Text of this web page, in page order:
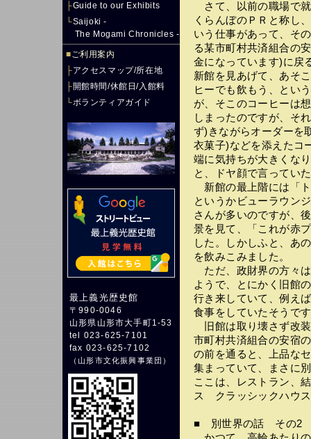
├Guide to our Exhibits
└Saijoki -
The Mogami Chronicles -
■ご利用案内
├アクセスマップ/所在地
├開館時間/休館日/入館料
└ボランティアガイド
最上義光歴史館
〒990-0046
山形県山形市大手町1-53
tel 023-625-7101
fax 023-625-7102
（山形市文化振興事業団 ）
さて、以前の職場で
くらんぼのＰＲと称し
いう仕事があって、そ
る某市町村共済組合の
金になっています)に戻
新館を見あげて、あそ
ヒーでも飲もう、とい
が、そこのコーヒーは
しまったのですが、そ
ず)きながらオーダーを
衣菓子)などを添えたコ
端に気持ちが大きくな
と、ドヤ顔で言ってい
新館の最上階には「
というかビューラウン
さんが多いのですが、
景を見て、「これが赤
した。しかしふと、あ
を飲みこみました。
ただ、政財界の方々
ようで、とにかく旧館
行き来していて、例え
食事をしていたそうで
旧館は取り壊さず改
市町村共済組合の安宿
の前を通ると、上品な
集まっていて、まさに
ここは、レストラン、
ス クラッシックハウ
■ 別世界の話 その2